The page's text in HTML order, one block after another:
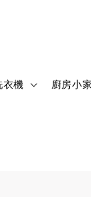
衣機 廚房小